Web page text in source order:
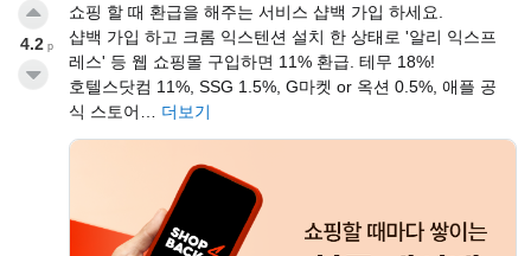
쇼핑 할 때 환급을 해주는 서비스 샵백 가입 하세요.
샵백 가입 하고 크롬 익스텐션 설치 한 상태로 '알리 익스프
레스' 등 웹 쇼핑몰 구입하면 11% 환급. 테무 18%!
호텔스닷컴 11%, SSG 1.5%, G마켓 or 옥션 0.5%, 애플 공
식 스토어… 더보기
4.2 p